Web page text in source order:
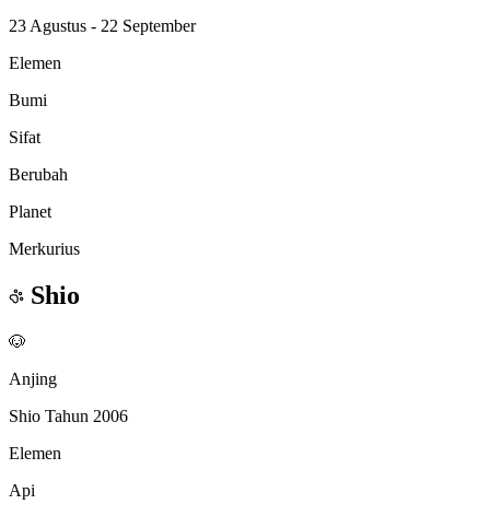
23 Agustus - 22 September
Elemen
Bumi
Sifat
Berubah
Planet
Merkurius
Shio
🐶
Anjing
Shio Tahun 2006
Elemen
Api